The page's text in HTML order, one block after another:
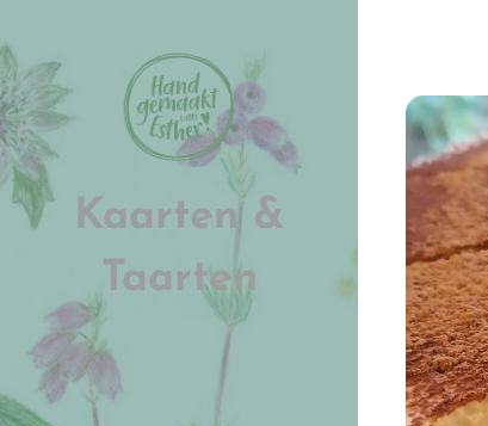
Kaarten &
Taarten